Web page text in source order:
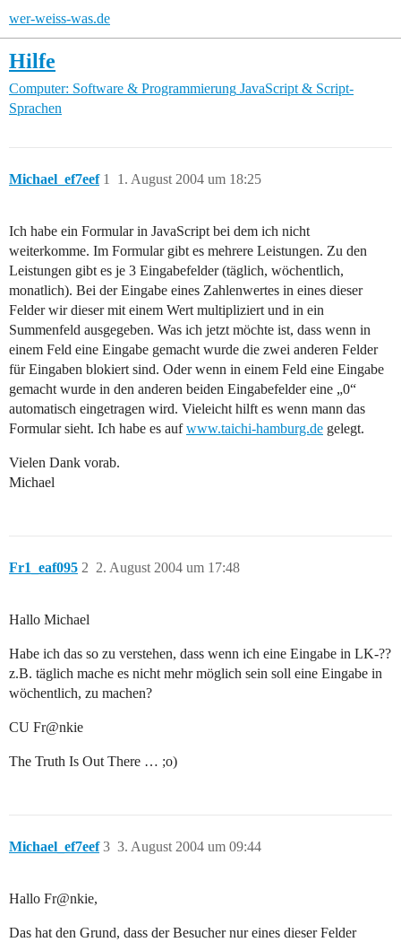
wer-weiss-was.de
Hilfe
Computer: Software & Programmierung JavaScript & Script-
Sprachen
Michael_ef7eef 1. August 2004 um 18:25
1
Ich habe ein Formular in JavaScript bei dem ich nicht
weiterkomme. Im Formular gibt es mehrere Leistungen. Zu den
Leistungen gibt es je 3 Eingabefelder (täglich, wöchentlich,
monatlich). Bei der Eingabe eines Zahlenwertes in eines dieser
Felder wir dieser mit einem Wert multipliziert und in ein
Summenfeld ausgegeben. Was ich jetzt möchte ist, dass wenn in
einem Feld eine Eingabe gemacht wurde die zwei anderen Felder
für Eingaben blokiert sind. Oder wenn in einem Feld eine Eingabe
gemacht wurde in den anderen beiden Eingabefelder eine „0“
automatisch eingetragen wird. Vieleicht hilft es wenn mann das
Formular sieht. Ich habe es aufwww.taichi-hamburg.de gelegt.
Vielen Dank vorab.
Michael
Fr1_eaf095 2. August 2004 um 17:48
2
Hallo Michael
Habe ich das so zu verstehen, dass wenn ich eine Eingabe in LK-??
z.B. täglich mache es nicht mehr möglich sein soll eine Eingabe in
wöchentlich, zu machen?
CU Fr@nkie
The Truth Is Out There … ;o)
Michael_ef7eef 3. August 2004 um 09:44
3
Hallo Fr@nkie,
Das hat den Grund, dass der Besucher nur eines dieser Felder